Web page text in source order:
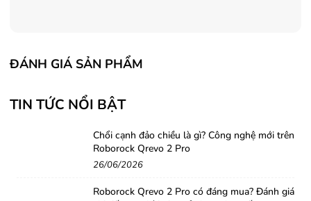
ĐÁNH GIÁ SẢN PHẨM
TIN TỨC NỔI BẬT
Chổi cạnh đảo chiều là gì? Công nghệ mới trên
Roborock Qrevo 2 Pro
26/06/2026
Roborock Qrevo 2 Pro có đáng mua? Đánh giá